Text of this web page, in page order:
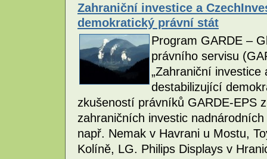
Zahraniční investice a
demokratický právní stát
Program GARDE –
právního servisu
„Zahraniční
destabilizující
zkušeností právníků GARDE-EPS
zahraničních investic
např. Nemak v Havrani u Mostu,
Kolíně, LG. Philips Displays v